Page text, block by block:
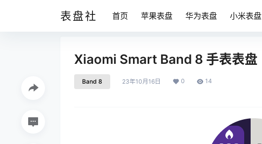
表盘社 首页 苹果表盘 华为表盘 小米表盘
Xiaomi Smart Band 8 手表表盘
Band 8 23年10月16日 0 14